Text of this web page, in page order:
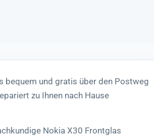
bequem und gratis über den Postweg
zu Ihnen nach Hause
Nokia X30 Frontglas